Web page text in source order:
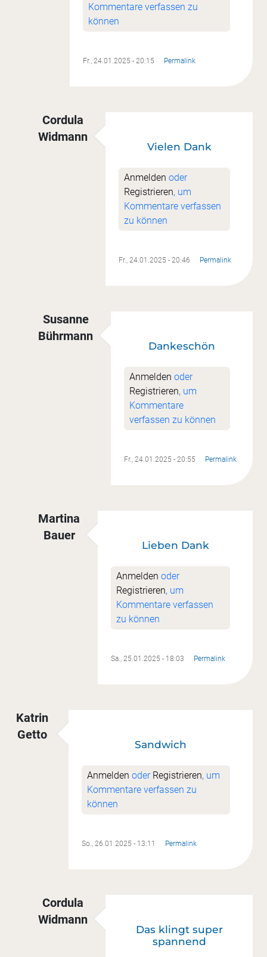
Kommentare verfassen zu
können
Fr., 24.01.2025 - 20:15 Permalink
Cordula
Widmann
vonSandra Butt
Vielen Dank
Anmelden oder
Registrieren, um
Kommentare verfassen
zu können
Fr., 24.01.2025 - 20:46 Permalink
Susanne
Bührmann
vonSandra Butt
Dankeschön
Anmelden oder
Registrieren, um
Kommentare
verfassen zu können
Fr., 24.01.2025 - 20:55 Permalink
Martina
Bauer
vonSandra Butt
Lieben Dank
Anmelden oder
Registrieren, um
Kommentare verfassen
zu können
Sa., 25.01.2025 - 18:03 Permalink
Katrin
Getto
Sandwich
Anmelden oder Registrieren, um
Kommentare verfassen zu
können
So., 26.01.2025 - 13:11 Permalink
Cordula
Widmann
SandwichvonKatrin Getto
Das klingt super
spannend